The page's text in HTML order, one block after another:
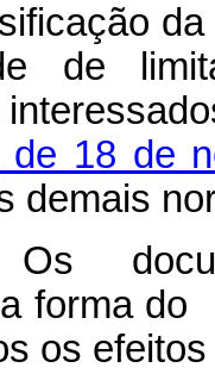
de
de 18 de
demais
forma
os